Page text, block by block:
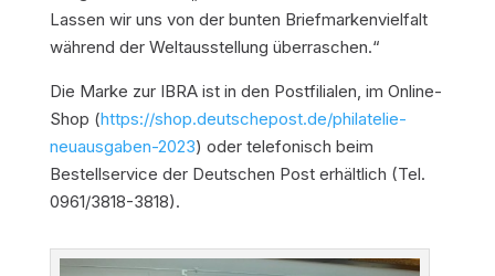
Lassen wir uns von der bunten Briefmarkenvielfalt
während der Weltausstellung überraschen.“
Die Marke zur IBRA ist in den Postfilialen, im Online-
Shop (https://shop.deutschepost.de/philatelie-
neuausgaben-2023) oder telefonisch beim
Bestellservice der Deutschen Post erhältlich (Tel.
0961/3818-3818).